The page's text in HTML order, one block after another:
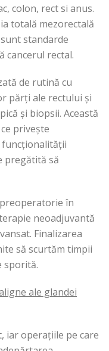
colon, rect si anus.
totală mezorectală
standarde
cancerul rectal.
de rutină cu
părți ale rectului și
și biopsii. Această
privește
funcționalității
pregătită să
în
neoadjuvantă
Finalizarea
să scurtăm timpii
sporită.
ale glandei
iar operațiile pe care